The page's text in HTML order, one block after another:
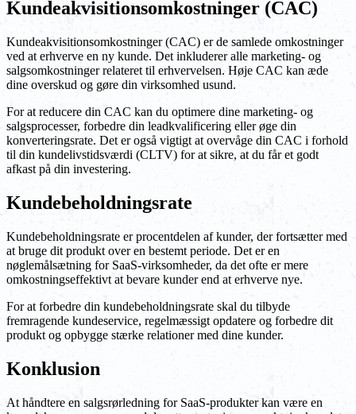
Kundeakvisitionsomkostninger (CAC)
Kundeakvisitionsomkostninger (CAC) er de samlede omkostninger
ved at erhverve en ny kunde. Det inkluderer alle marketing- og
salgsomkostninger relateret til erhvervelsen. Høje CAC kan æde
dine overskud og gøre din virksomhed usund.
For at reducere din CAC kan du optimere dine marketing- og
salgsprocesser, forbedre din leadkvalificering eller øge din
konverteringsrate. Det er også vigtigt at overvåge din CAC i forhold
til din kundelivstidsværdi (CLTV) for at sikre, at du får et godt
afkast på din investering.
Kundebeholdningsrate
Kundebeholdningsrate er procentdelen af kunder, der fortsætter med
at bruge dit produkt over en bestemt periode. Det er en
nøglemålsætning for SaaS-virksomheder, da det ofte er mere
omkostningseffektivt at bevare kunder end at erhverve nye.
For at forbedre din kundebeholdningsrate skal du tilbyde
fremragende kundeservice, regelmæssigt opdatere og forbedre dit
produkt og opbygge stærke relationer med dine kunder.
Konklusion
At håndtere en salgsrørledning for SaaS-produkter kan være en